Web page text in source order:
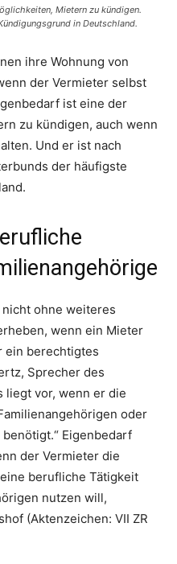
Mietern zu kündigen.
in Deutschland.
ihre Wohnung von
der Vermieter selbst
ist eine der
zu kündigen, auch wenn
Und er ist nach
der häufigste
ohne weiteres
wenn ein Mieter
ein berechtigtes
Sprecher des
liegt vor, wenn er die
oder
Eigenbedarf
der Vermieter die
berufliche Tätigkeit
nutzen will,
(Aktenzeichen: VII ZR